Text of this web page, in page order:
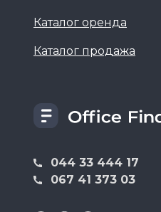
044 33 444 17
067 41 373 03
Каталог оренда
Каталог продажа